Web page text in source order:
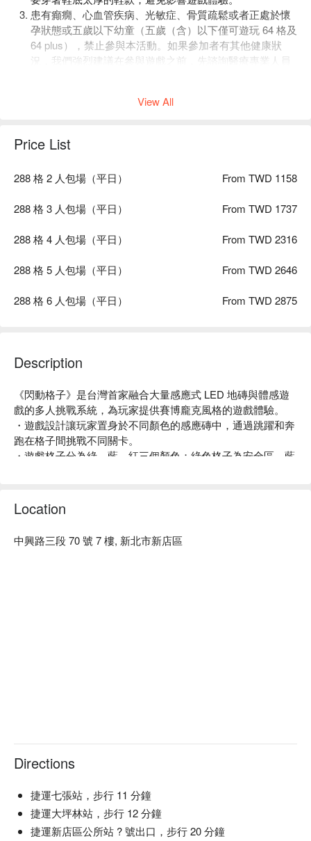
患有癲癇、心血管疾病、光敏症、骨質疏鬆或者正處於懷
孕狀態或五歲以下幼童（五歲（含）以下僅可遊玩 64 格及
64 plus），禁止參與本活動。如果參加者有其他健康狀
況，我們強烈建議在參與遊戲之前，先諮詢醫療專業人員
plus，需購買玩家票，並且全程由法定監護人陪同。
陪同。
小小探險家 ( 5 至 11 歲的未成年玩家)
行遊戲，一起享受遊戲的樂趣。
場遊玩，則需請法定監護人事先簽署風險聲明書，並於活
不論大小朋友，我們提供的都是同等規格的服務品質及歡
View All
Price List
288 格 2 人包場（平日） From TWD 1158
288 格 3 人包場（平日） From TWD 1737
288 格 4 人包場（平日） From TWD 2316
288 格 5 人包場（平日） From TWD 2646
288 格 6 人包場（平日） From TWD 2875
Description
《閃動格子》是台灣首家融合大量感應式 LED 地磚與體感遊
戲的多人挑戰系統，為玩家提供賽博龐克風格的遊戲體驗。
・遊戲設計讓玩家置身於不同顏色的感應磚中，通過跳躍和奔
跑在格子間挑戰不同關卡。
・遊戲格子分為綠、藍、紅三個顏色；綠色格子為安全區，藍
・遊戲不僅考驗反應速度，也是一種運動和視覺的享受。
・玩家可以享受到遊戲的刺激和娛樂，同時也可以體驗到挑戰
Location
中興路三段 70 號 7 樓, 新北市新店區
Directions
捷運七張站，步行 11 分鐘
捷運大坪林站，步行 12 分鐘
捷運新店區公所站 ? 號出口，步行 20 分鐘